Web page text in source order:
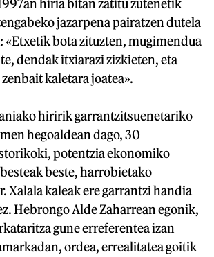
hiria bitan zatitu zutenetik
jazarpena pairatzen dutela
«Etxetik bota zituzten, mugimendua
dendak itxiarazi zizkieten, eta
kaletara joatea».
hiririk garrantzitsuenetariko
hegoaldean dago, 30
potentzia ekonomiko
beste, harrobietako
Xalala kaleak ere garrantzi handia
Hebrongo Alde Zaharrean egonik,
gune erreferentea izan
ordea, errealitatea goitik